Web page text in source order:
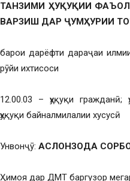
ТАНЗИМИ ҲУҚУҚИИ
ВАРЗИШ ДАР ҶУМҲУРИИ
барои дарёфти дараҷаи
рӯйи ихтисоси
12.00.03 – ҳуқуқи гражданӣ;
ҳуқуқи байналмилалии хусусӣ
Унвонҷӯ: АСЛОНЗОДА
Ҳимоя дар ДМТ баргузор